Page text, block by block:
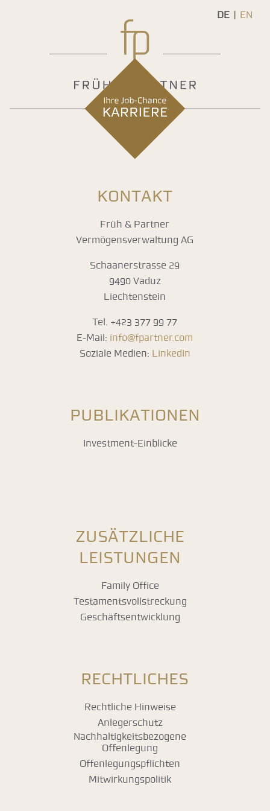
DE EN
KONTAKT
Früh & Partner
Vermögensverwaltung AG
Schaanerstrasse 29
9490 Vaduz
Liechtenstein
Tel. +423 377 99 77
E-Mail: info@fpartner.com
Soziale Medien: LinkedIn
PUBLIKATIONEN
Investment-Einblicke
ZUSÄTZLICHE
LEISTUNGEN
Family Office
Testamentsvollstreckung
Geschäftsentwicklung
RECHTLICHES
Rechtliche Hinweise
Anlegerschutz
Nachhaltigkeitsbezogene
Offenlegung
Offenlegungspflichten
Mitwirkungspolitik